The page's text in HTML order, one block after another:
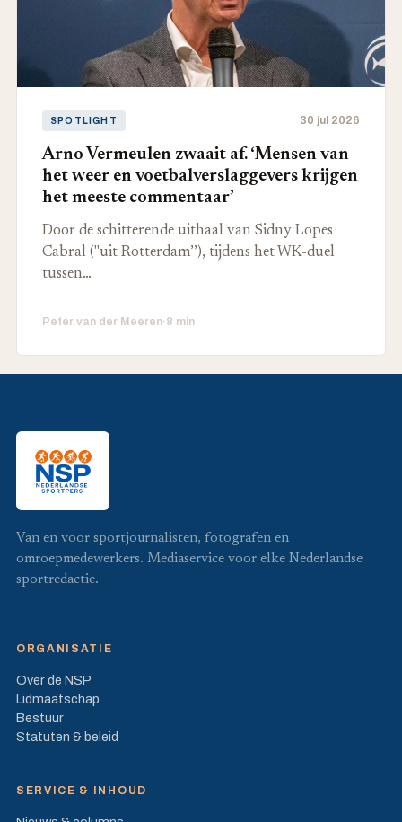
SPOTLIGHT 30 jul 2026
Arno Vermeulen zwaait af. ‘Mensen van
het weer en voetbalverslaggevers krijgen
het meeste commentaar’
Door de schitterende uithaal van Sidny Lopes
Cabral ("uit Rotterdam’’), tijdens het WK-duel
tussen…
Peter van der Meeren·8 min
Van en voor sportjournalisten, fotografen en
omroepmedewerkers. Mediaservice voor elke Nederlandse
sportredactie.
ORGANISATIE
Over de NSP
Lidmaatschap
Bestuur
Statuten & beleid
SERVICE & INHOUD